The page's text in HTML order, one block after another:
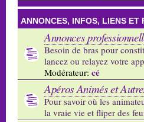
ANNONCES, INFOS, LIENS ET
Annonces
Besoin de bras pour
lancez ou relayez votre
Modérateur: cé
Apéros Animés et
Pour savoir où les
la vraie vie et fliper des